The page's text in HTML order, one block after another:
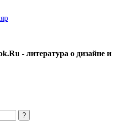
- литература о дизайне и
?